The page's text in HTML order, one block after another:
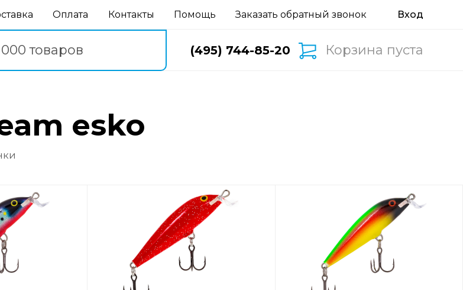
Оплата Контакты Помощь Заказать обратный звонок
(495) 744-85-20 Корзина пуста
esko